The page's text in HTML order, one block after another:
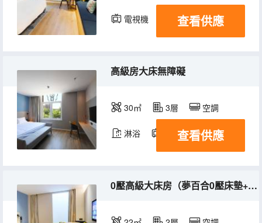
電視機 查看供應
高級房大床無障礙
30㎡ 3層 空調
淋浴 電視機
查看供應
0壓高級大床房（夢百合0壓床墊+0壓記憶枕）